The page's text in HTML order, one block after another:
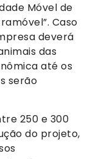
Móvel de
Caso
deverá
das
até os
serão
250 e 300
do projeto,